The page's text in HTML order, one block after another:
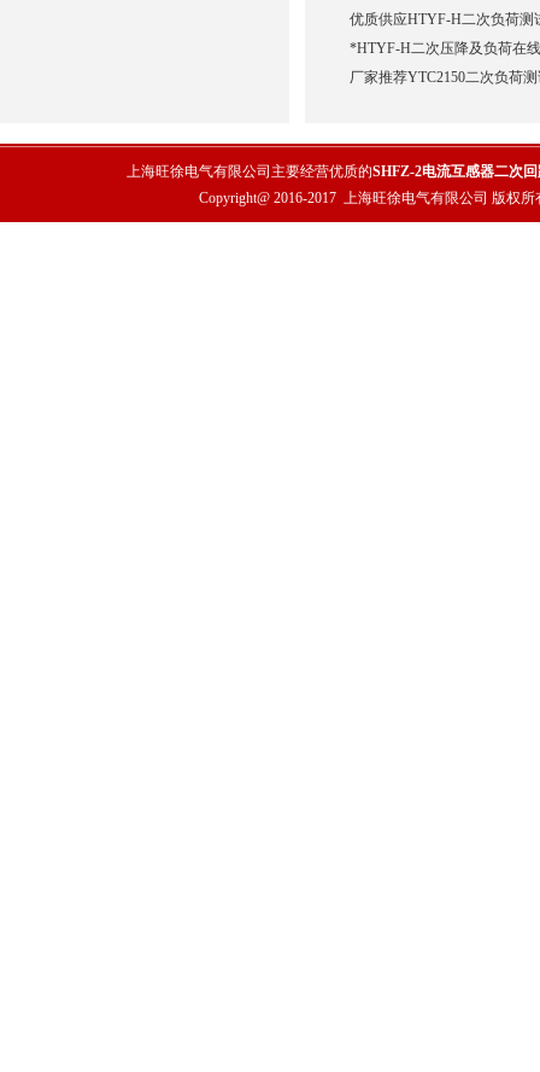
优质供应HTYF-H二次负荷测
*HTYF-H二次压降及负荷在
厂家推荐YTC2150二次负荷
上海旺徐电气有限公司主要经营优质的SHFZ-2电流互感器二次
Copyright@ 2016-2017 上海旺徐电气有限公司 版权